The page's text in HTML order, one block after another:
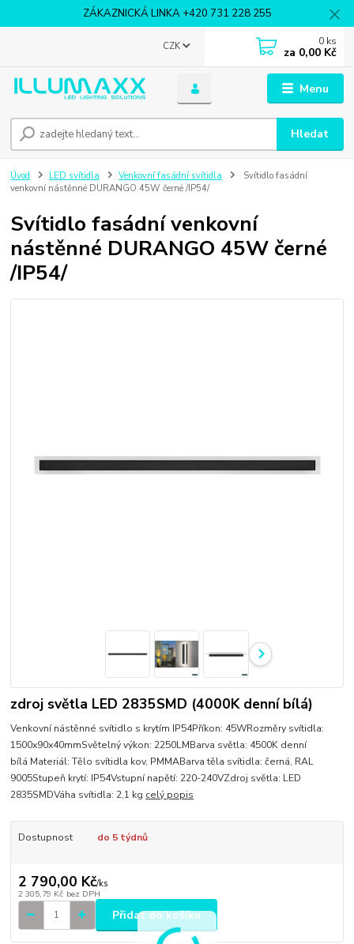
ZÁKAZNICKÁ LINKA +420 731 228 255
Menu
CZK
Hledat
0 ks
za 0,00 Kč
Úvod LED svítidla Venkovní fasádní svítidla
Svítidlo fasádní
venkovní nástěnné DURANGO 45W černé /IP54/
Svítidlo fasádní venkovní
nástěnné DURANGO 45W černé
/IP54/
zdroj světla LED 2835SMD (4000K denní bílá)
Venkovní nástěnné svítidlo s krytím IP54Příkon: 45WRozměry svítidla:
1500x90x40mmSvětelný výkon: 2250LMBarva světla: 4500K denní
bílá Materiál: Tělo svítidla kov, PMMABarva těla svítidla: černá, RAL
9005Stupeň krytí: IP54Vstupní napětí: 220-240VZdroj světla: LED
2835SMDVáha svítidla: 2,1 kg celý popis
Dostupnost do 5 týdnů
2 790,00 Kč/ks
2 305,79 Kč bez DPH
Přidat do košíku